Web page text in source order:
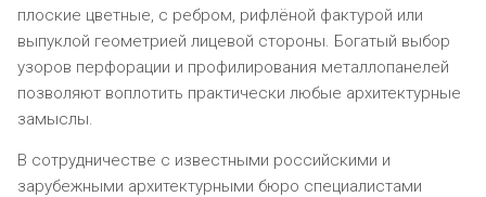
плоские цветные, с ребром, рифлёной фактурой или
выпуклой геометрией лицевой стороны. Богатый выбор
узоров перфорации и профилирования металлопанелей
позволяют воплотить практически любые архитектурные
замыслы.
В сотрудничестве с известными российскими и
зарубежными архитектурными бюро специалистами